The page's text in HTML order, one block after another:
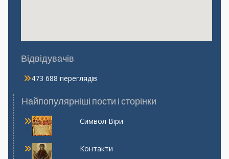
Відвідувачів
473 688 переглядів
Найпопулярніші пости і сторінки
Символ Віри
Контакти